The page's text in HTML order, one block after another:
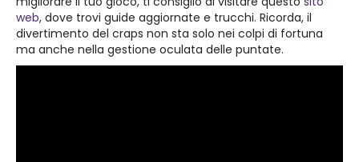
web, dove trovi guide aggiornate e trucchi. Ricorda, il
divertimento del craps non sta solo nei colpi di fortuna
ma anche nella gestione oculata delle puntate.